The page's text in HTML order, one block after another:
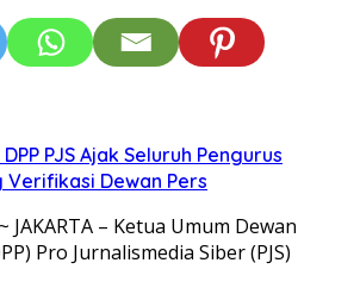
PJS Ajak Seluruh Pengurus
Verifikasi Dewan Pers
JAKARTA – Ketua Umum Dewan
Pro Jurnalismedia Siber (PJS)